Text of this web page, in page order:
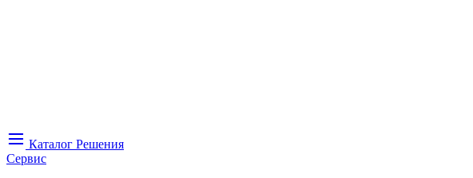
Каталог Решения
Сервис